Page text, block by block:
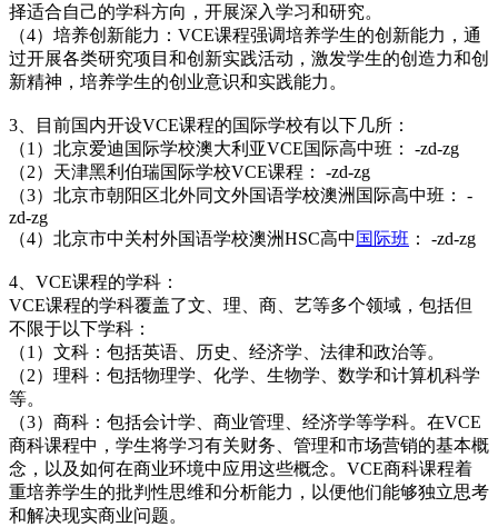
择适合自己的学科方向，开展深入学习和研究。
（4）培养创新能力：VCE课程强调培养学生的创新能力，通
过开展各类研究项目和创新实践活动，激发学生的创造力和创
新精神，培养学生的创业意识和实践能力。
3、目前国内开设VCE课程的国际学校有以下几所：
（1）北京爱迪国际学校澳大利亚VCE国际高中班： -zd-zg
（2）天津黑利伯瑞国际学校VCE课程： -zd-zg
（3）北京市朝阳区北外同文外国语学校澳洲国际高中班： -
zd-zg
（4）北京市中关村外国语学校澳洲HSC高中 国际班 ： -zd-zg
4、VCE课程的学科：
VCE课程的学科覆盖了文、理、商、艺等多个领域，包括但
不限于以下学科：
（1）文科：包括英语、历史、经济学、法律和政治等。
（2）理科：包括物理学、化学、生物学、数学和计算机科学
等。
（3）商科：包括会计学、商业管理、经济学等学科。在VCE
商科课程中，学生将学习有关财务、管理和市场营销的基本概
念，以及如何在商业环境中应用这些概念。VCE商科课程着
重培养学生的批判性思维和分析能力，以便他们能够独立思考
和解决现实商业问题。